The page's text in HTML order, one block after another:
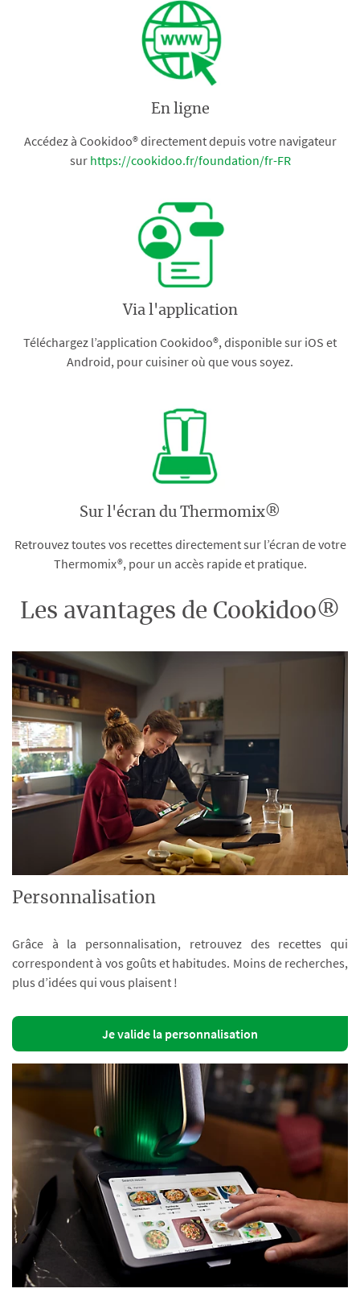
En ligne
Accédez à Cookidoo® directement depuis votre navigateur
sur https://cookidoo.fr/foundation/fr-FR
Via l'application
Téléchargez l’application Cookidoo®, disponible sur iOS et
Android, pour cuisiner où que vous soyez.
Sur l'écran du Thermomix®
Retrouvez toutes vos recettes directement sur l’écran de votre
Thermomix®, pour un accès rapide et pratique.
Les avantages de Cookidoo®
Personnalisation
Grâce à la personnalisation, retrouvez des recettes qui
correspondent à vos goûts et habitudes. Moins de recherches,
plus d’idées qui vous plaisent !
Je valide la personnalisation